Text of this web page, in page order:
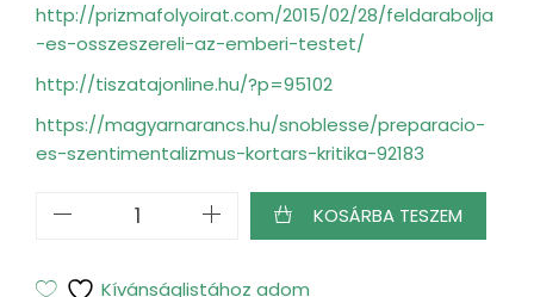
http://prizmafolyoirat.com/2015/02/28/feldarabolja
-es-osszeszereli-az-emberi-testet/
http://tiszatajonline.hu/?p=95102
https://magyarnarancs.hu/snoblesse/preparacio-
es-szentimentalizmus-kortars-kritika-92183
mennyiség
KOSÁRBA TESZEM
Kívánságlistához adom